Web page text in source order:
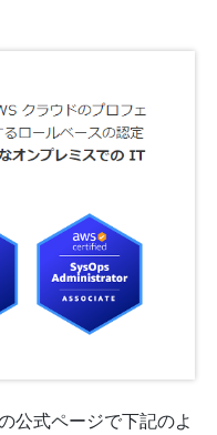
公式ページで下記のよ